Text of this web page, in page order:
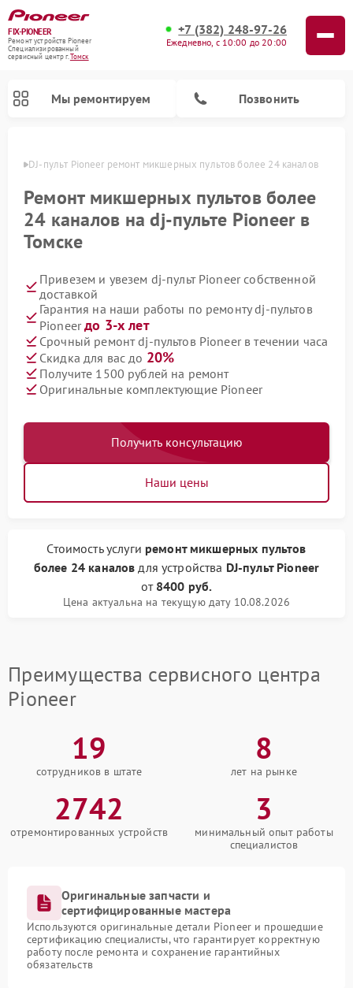
FIX-PIONEER
Ремонт устройств Pioneer
Специализированный
cервисный центр г.Томск
+7 (382) 248-97-26
Ежедневно, с 10:00 до 20:00
Мы ремонтируем Позвонить
DJ-пульт Pioneer ремонт микшерных пультов более 24 каналов
Ремонт микшерных пультов более
24 каналов на dj-пульте Pioneer в
Томске
Привезем и увезем dj-пульт Pioneer собственной
доставкой
Гарантия на наши работы по ремонту dj-пультов
Pioneerдо 3-х лет
Срочный ремонт dj-пультов Pioneer в течении часа
Скидка для вас до 20%
Получите 1500 рублей на ремонт
Оригинальные комплектующие Pioneer
Получить консультацию
Наши цены
Стоимость услуги ремонт микшерных пультов
более 24 каналов для устройства DJ-пульт Pioneer
от 8400 руб.
Цена актуальна на текущую дату 10.08.2026
Преимущества сервисного центра
Pioneer
19
сотрудников в штате
8
лет на рынке
2742
отремонтированных устройств
3
минимальный опыт работы
специалистов
Оригинальные запчасти и
сертифицированные мастера
Используются оригинальные детали Pioneer и прошедшие
сертификацию специалисты, что гарантирует корректную
работу после ремонта и сохранение гарантийных
обязательств